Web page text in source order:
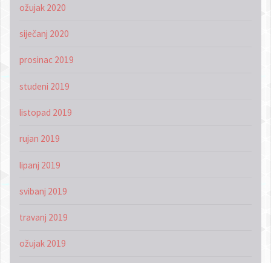
ožujak 2020
siječanj 2020
prosinac 2019
studeni 2019
listopad 2019
rujan 2019
lipanj 2019
svibanj 2019
travanj 2019
ožujak 2019